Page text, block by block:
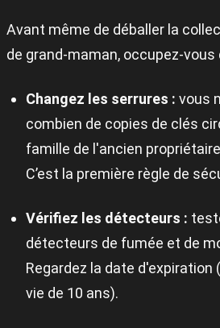
Avant même de déballer la
de grand-maman, occupez-vous
Changez les serrures : vous
combien de copies de clés
famille de l'ancien
C’est la première règle de
Vérifiez les détecteurs :
détecteurs de fumée et de
Regardez la date d'expiration
vie de 10 ans).